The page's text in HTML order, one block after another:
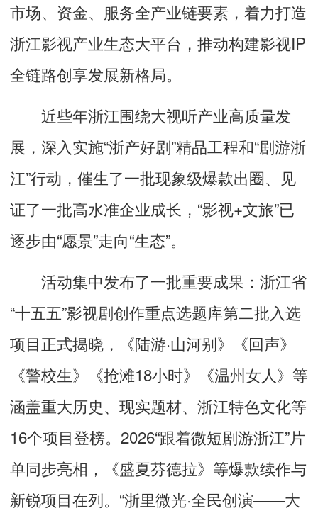
市场、资金、服务全产业链要素，着力打造
浙江影视产业生态大平台，推动构建影视IP
全链路创享发展新格局。
近些年浙江围绕大视听产业高质量发
展，深入实施“浙产好剧”精品工程和“剧游浙
江”行动，催生了一批现象级爆款出圈、见
证了一批高水准企业成长，“影视+文旅”已
逐步由“愿景”走向“生态”。
活动集中发布了一批重要成果：浙江省
“十五五”影视剧创作重点选题库第二批入选
项目正式揭晓，《陆游·山河别》《回声》
《警校生》《抢滩18小时》《温州女人》等
涵盖重大历史、现实题材、浙江特色文化等
16个项目登榜。2026“跟着微短剧游浙江”片
单同步亮相，《盛夏芬德拉》等爆款续作与
新锐项目在列。“浙里微光·全民创演——大